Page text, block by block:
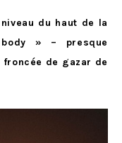
du haut de la
» – presque
de gazar de